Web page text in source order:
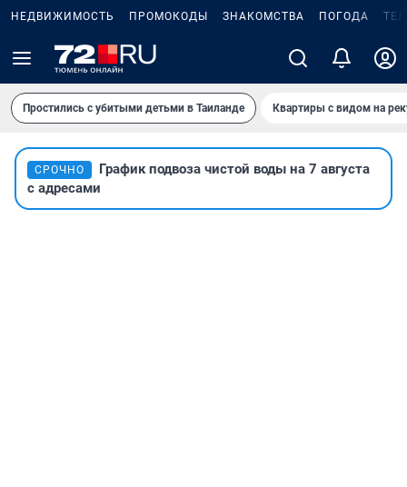
НЕДВИЖИМОСТЬ ПРОМОКОДЫ ЗНАКОМСТВА ПОГОДА
Простились с убитыми детьми в Таиланде Квартиры с видом на
СРОЧНО
График подвоза чистой воды на 7 августа
с адресами